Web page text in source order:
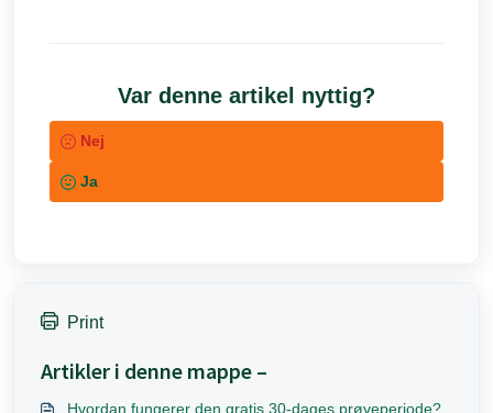
Var denne artikel nyttig?
Nej
Ja
Print
Artikler i denne mappe –
Hvordan fungerer den gratis 30-dages prøveperiode?